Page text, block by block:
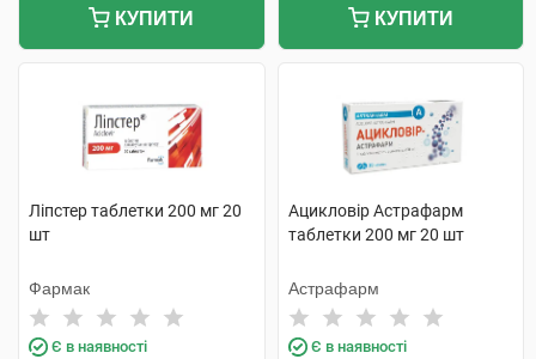
КУПИТИ КУПИТИ
Ліпстер таблетки 200 мг 20
шт
Фармак
Є в наявності
Ацикловір Астрафарм
таблетки 200 мг 20 шт
Астрафарм
Є в наявності